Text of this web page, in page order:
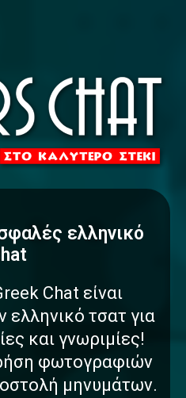
φαλές ελληνικό
Chat είναι
τσατ για
και γνωριμίες!
φωτογραφιών
μηνυμάτων.